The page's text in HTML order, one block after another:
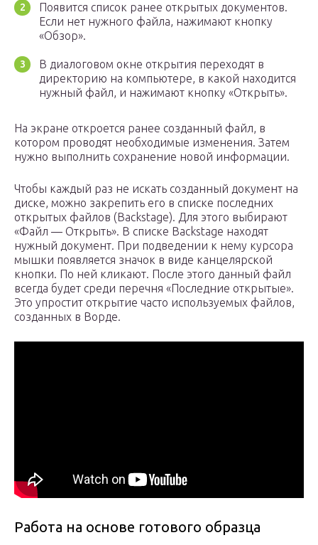
Появится список ранее открытых документов.
Если нет нужного файла, нажимают кнопку
«Обзор».
В диалоговом окне открытия переходят в
директорию на компьютере, в какой находится
нужный файл, и нажимают кнопку «Открыть».
На экране откроется ранее созданный файл, в
котором проводят необходимые изменения. Затем
нужно выполнить сохранение новой информации.
Чтобы каждый раз не искать созданный документ на
диске, можно закрепить его в списке последних
открытых файлов (Backstage). Для этого выбирают
«Файл — Открыть». В списке Backstage находят
нужный документ. При подведении к нему курсора
мышки появляется значок в виде канцелярской
кнопки. По ней кликают. После этого данный файл
всегда будет среди перечня «Последние открытые».
Это упростит открытие часто используемых файлов,
созданных в Ворде.
Работа на основе готового образца